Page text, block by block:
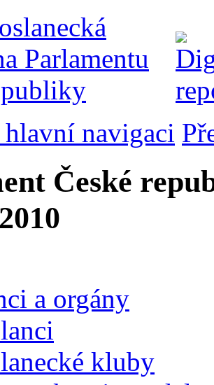
navigaci
České
a orgány
kluby